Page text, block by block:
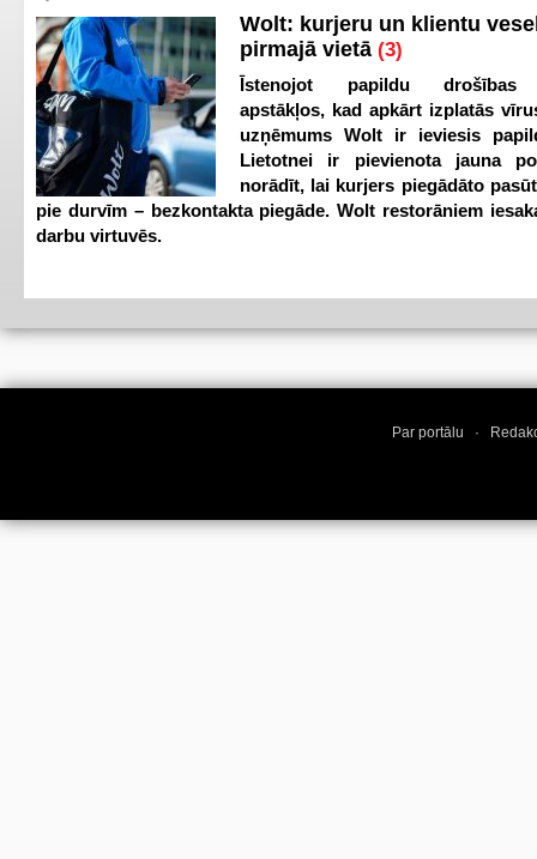
Wolt: kurjeru un klientu
pirmajā vietā (3)
Īstenojot papildu drošības
apstākļos, kad apkārt izplatās
uzņēmums Wolt ir ieviesis
Lietotnei ir pievienota jauna
norādīt, lai kurjers piegādāto
pie durvīm – bezkontakta piegāde. Wolt restorāniem
darbu virtuvēs.
Par portālu ·